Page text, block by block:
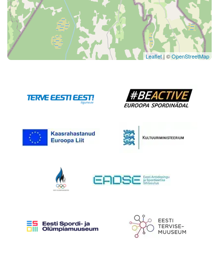
Leaflet | ©OpenStreetMap